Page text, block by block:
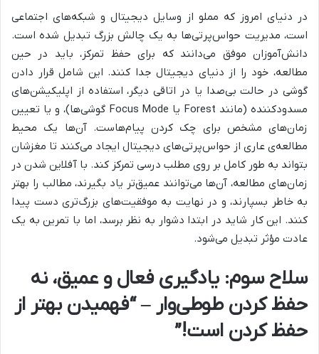
در دنیای امروز که مملو از وسایل دیجیتال و شبکه‌های اجتماعی
است، مدیریت حواس‌پرتی‌ها به یک چالش بزرگ تبدیل شده است.
دانش‌آموزان موفق می‌دانند که برای حفظ تمرکز، باید در حین
مطالعه، خود را از دنیای دیجیتال جدا کنند. این شامل قرار دادن
گوشی در حالت بی‌صدا یا در اتاقی دیگر، استفاده از اپلیکیشن‌های
مسدودکننده (مانند Forest یا Focus Mode گوشی‌ها)، و یا تعیین
زمان‌های مشخص برای چک کردن پیام‌هاست. آن‌ها یک محیط
مطالعه‌ی عاری از حواس‌پرتی‌های دیجیتال ایجاد می‌کنند تا مغزشان
بتواند به طور کامل بر روی مطلب درسی تمرکز کند. با آفلاین شدن در
زمان‌های مطالعه، آن‌ها می‌توانند عمیق‌تر یاد بگیرند، مطالب را بهتر
به خاطر بسپارند، و در نهایت به موفقیت‌های بزرگ‌تری دست پیدا
کنند. این کار شاید در ابتدا دشوار به نظر برسد، اما با تمرین به یک
عادت مؤثر تبدیل می‌شود.
سلاح سوم: یادگیری فعال و عمیق، نه
حفظ کردن طوطی‌وار – “فهمیدن بهتر از
حفظ کردن است!”